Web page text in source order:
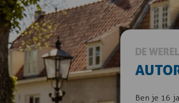
DE
Ben je 16